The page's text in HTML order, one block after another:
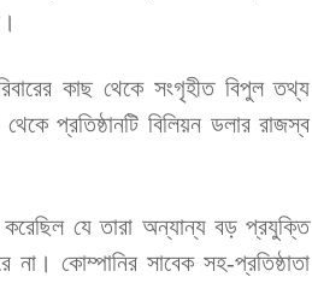
কাছ থেকে সংগৃহীত বিপুল তথ্য
প্রতিষ্ঠানটি বিলিয়ন ডলার রাজস্ব
যে তারা অন্যান্য বড় প্রযুক্তি
না। কোম্পানির সাবেক সহ-প্রতিষ্ঠাতা